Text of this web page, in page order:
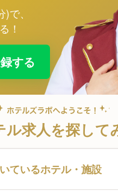
で、
！
する
ル求人を探して
ているホテル・施設